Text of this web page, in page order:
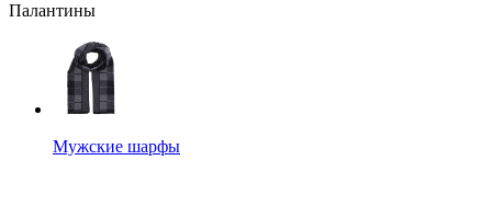
Палантины
Мужские шарфы